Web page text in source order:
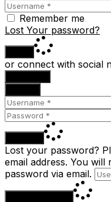
Remember me
Lost Your password?
or connect with social
Lost your password?
email address. You
password via email.